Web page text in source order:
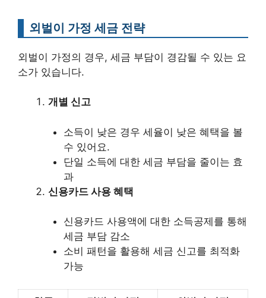
외벌이 가정 세금 전략
외벌이 가정의 경우, 세금 부담이 경감될 수 있는 요
소가 있습니다.
개별 신고
소득이 낮은 경우 세율이 낮은 혜택을 볼
수 있어요.
단일 소득에 대한 세금 부담을 줄이는 효
과
신용카드 사용 혜택
신용카드 사용액에 대한 소득공제를 통해
세금 부담 감소
소비 패턴을 활용해 세금 신고를 최적화
가능